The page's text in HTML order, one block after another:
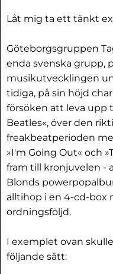
Låt mig ta ett tänkt
Göteborgsgruppen
enda svenska grupp,
musikutvecklingen
tidiga, på sin höjd
försöken att leva upp
Beatles«, över den
freakbeatperioden
»I'm Going Out« och
fram till kronjuvelen -
Blonds
alltihop i en 4-cd-box
ordningsföljd.
I exemplet ovan
följande sätt: